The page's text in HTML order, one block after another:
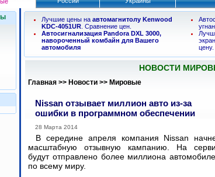
Лучшие цены на автомагнитолу Kenwood
KDC-4051UR . Сравнение цен.
Автосигнализация Pandora DXL 3000,
навороченный комбайн для Вашего
автомобиля
цену.
НОВОСТИ
Главная >> Новости >> Мировые
Nissan отзывает миллион авто из-за
ошибки в программном обеспечении
28 Марта 2014
В середине апреля компания Nissan
масштабную отзывную кампанию. На
будут отправлено более миллиона
по всему миру.